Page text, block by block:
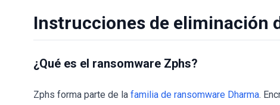
Instrucciones de eliminación
¿Qué es el ransomware Zphs?
Zphs forma parte de la familia de ransomware Dharma.